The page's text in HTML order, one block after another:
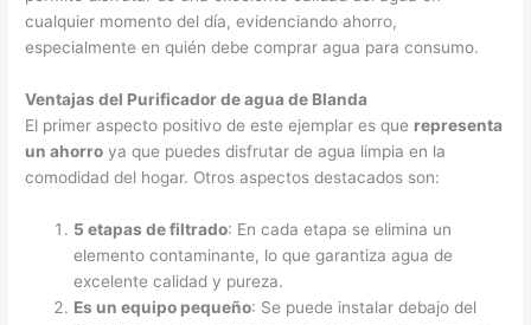
cualquier momento del día, evidenciando ahorro,
especialmente en quién debe comprar agua para consumo.
Ventajas del Purificador de agua de Blanda
El primer aspecto positivo de este ejemplar es que representa
un ahorro ya que puedes disfrutar de agua limpia en la
comodidad del hogar. Otros aspectos destacados son:
5 etapas de filtrado: En cada etapa se elimina un
elemento contaminante, lo que garantiza agua de
excelente calidad y pureza.
Es un equipo pequeño: Se puede instalar debajo del